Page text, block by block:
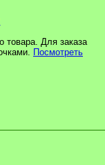
товара. Для заказа
Посмотреть